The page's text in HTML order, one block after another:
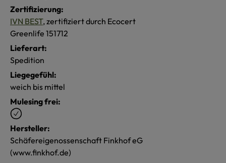
Zertifizierung:
IVN BEST, zertifiziert durch Ecocert
Greenlife 151712
Lieferart:
Spedition
Liegegefühl:
weich bis mittel
Mulesing frei:
Hersteller:
Schäfereigenossenschaft Finkhof eG
(www.finkhof.de)